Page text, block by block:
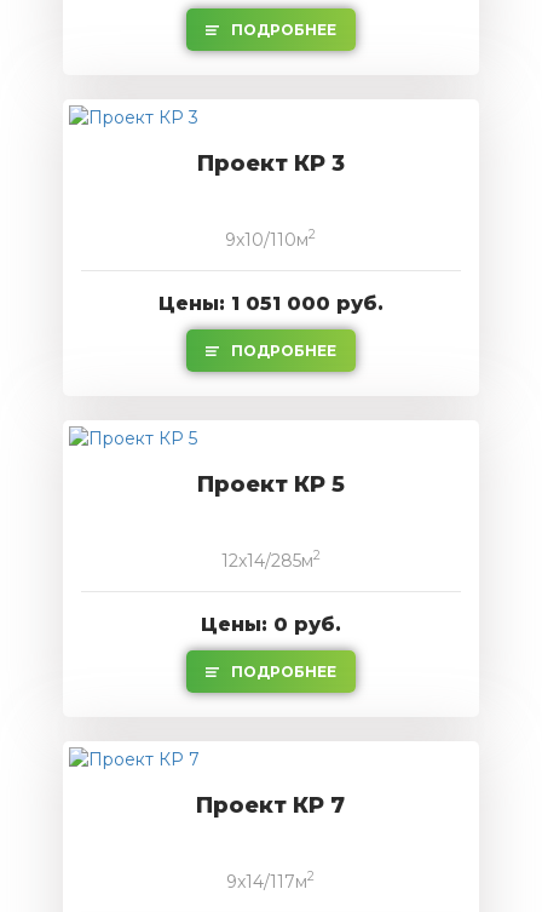
ПОДРОБНЕЕ
Проект КР 3
9x10/110м2
Цены: 1 051 000 руб.
ПОДРОБНЕЕ
Проект КР 5
12x14/285м2
Цены: 0 руб.
ПОДРОБНЕЕ
Проект КР 7
9x14/117м2